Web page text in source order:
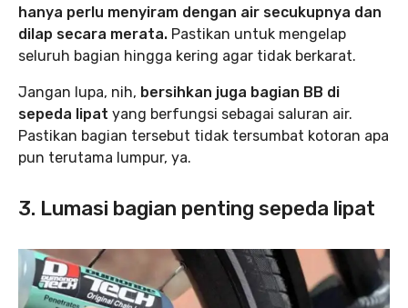
hanya perlu menyiram dengan air secukupnya dan
dilap secara merata. Pastikan untuk mengelap
seluruh bagian hingga kering agar tidak berkarat.
Jangan lupa, nih, bersihkan juga bagian BB di
sepeda lipat yang berfungsi sebagai saluran air.
Pastikan bagian tersebut tidak tersumbat kotoran apa
pun terutama lumpur, ya.
3. Lumasi bagian penting sepeda lipat